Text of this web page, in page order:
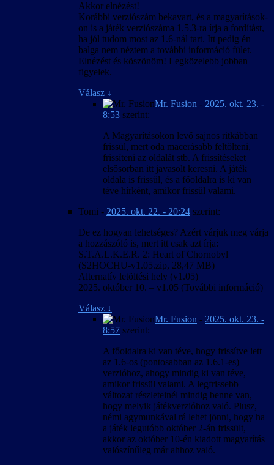
Akkor elnézést!
Korábbi verziószám bekavart, és a magyarítások-
on is a játék verziószáma 1.5.3-ra írja a fordítást,
ha jól tudom most az 1.6-nál tart. Itt pedig én
balga nem néztem a további információ fület.
Elnézést és köszönöm! Legközelebb jobban
figyelek.
Válasz ↓
Mr. Fusion - 2025. okt. 23. -
8:53 szerint:
A Magyarításokon levő sajnos ritkábban
frissül, mert oda macerásabb feltölteni,
frissíteni az oldalát stb. A frissítéseket
elsősorban itt javasolt keresni. A játék
oldala is frissül, és a főoldalra is ki van
téve hírként, amikor frissül valami.
Tomi - 2025. okt. 22. - 20:24 szerint:
De ez hogyan lehetséges? Azért várjuk meg várja
a hozzászóló is, mert itt csak azt írja:
S.T.A.L.K.E.R. 2: Heart of Chornobyl
(S2HOCHU-v1.05.zip, 28,47 MB)
Alternatív letöltési hely (v1.05)
2025. október 10. – v1.05 (További információ)
Válasz ↓
Mr. Fusion - 2025. okt. 23. -
8:57 szerint:
A főoldalra ki van téve, hogy frissítve lett
az 1.6-os (pontosabban az 1.6.1-es)
verzióhoz, ahogy mindig ki van téve,
amikor frissül valami. A legfrissebb
változat részleteinél mindig benne van,
hogy melyik játékverzióhoz való. Plusz,
némi agymunkával rá lehet jönni, hogy ha
a játék legutóbb október 2-án frissült,
akkor az október 10-én kiadott magyarítás
valószínűleg már ahhoz való.